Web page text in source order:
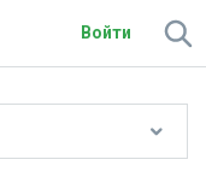
Войти